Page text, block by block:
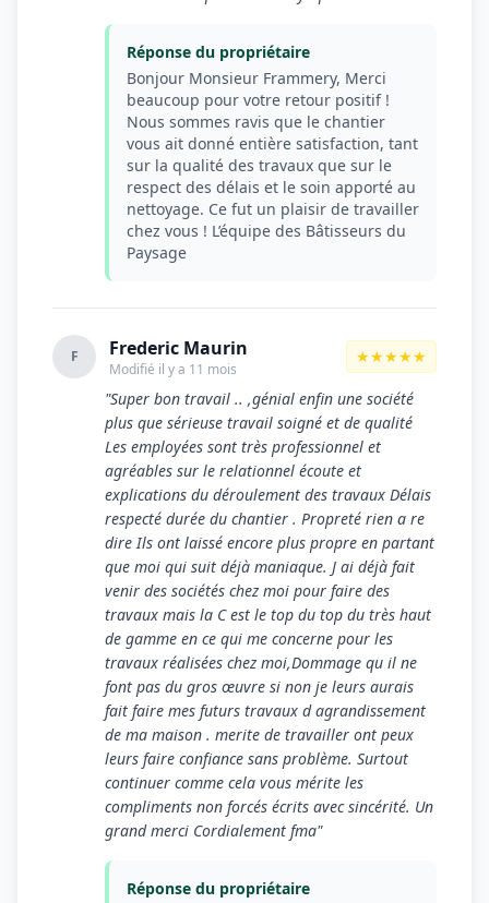
Réponse du propriétaire
Bonjour Monsieur Frammery, Merci
beaucoup pour votre retour positif !
Nous sommes ravis que le chantier
vous ait donné entière satisfaction, tant
sur la qualité des travaux que sur le
respect des délais et le soin apporté au
nettoyage. Ce fut un plaisir de travailler
chez vous ! L’équipe des Bâtisseurs du
Paysage
F Frederic Maurin
Modifié il y a 11 mois
★★★★★
"Super bon travail .. ,génial enfin une société
plus que sérieuse travail soigné et de qualité
Les employées sont très professionnel et
agréables sur le relationnel écoute et
explications du déroulement des travaux Délais
respecté durée du chantier . Propreté rien a re
dire Ils ont laissé encore plus propre en partant
que moi qui suit déjà maniaque. J ai déjà fait
venir des sociétés chez moi pour faire des
travaux mais la C est le top du top du très haut
de gamme en ce qui me concerne pour les
travaux réalisées chez moi,Dommage qu il ne
font pas du gros œuvre si non je leurs aurais
fait faire mes futurs travaux d agrandissement
de ma maison . merite de travailler ont peux
leurs faire confiance sans problème. Surtout
continuer comme cela vous mérite les
compliments non forcés écrits avec sincérité. Un
grand merci Cordialement fma"
Réponse du propriétaire